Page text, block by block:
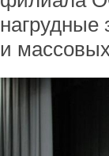
нагрудные
и